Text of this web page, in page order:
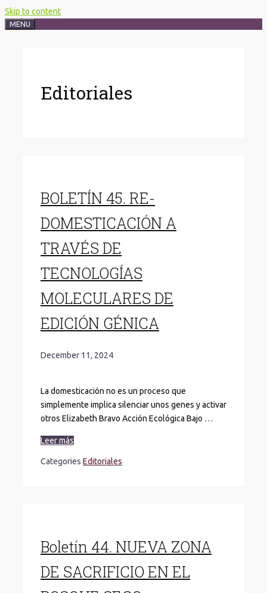
Skip to content
MENU
Editoriales
BOLETÍN 45. RE-
DOMESTICACIÓN A
TRAVÉS DE
TECNOLOGÍAS
MOLECULARES DE
EDICIÓN GÉNICA
December 11, 2024
La domesticación no es un proceso que
simplemente implica silenciar unos genes y activar
otros Elizabeth Bravo Acción Ecológica Bajo …
Leer más
Categories Editoriales
Boletín 44. NUEVA ZONA
DE SACRIFICIO EN EL